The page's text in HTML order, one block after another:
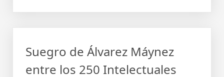
Suegro de Álvarez Máynez
entre los 250 Intelectuales